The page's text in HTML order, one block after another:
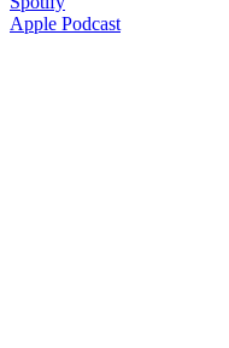
Apple Podcast